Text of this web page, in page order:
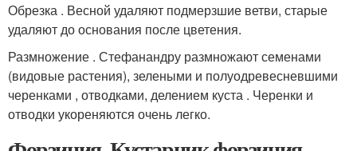
Обрезка . Весной удаляют подмерзшие ветви, старые
удаляют до основания после цветения.
Размножение . Стефанандру размножают семенами
(видовые растения), зелеными и полуодревесневшими
черенками , отводками, делением куста . Черенки и
отводки укореняются очень легко.